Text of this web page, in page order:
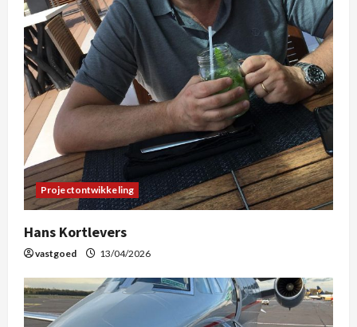
Projectontwikkeling
Hans Kortlevers
vastgoed 13/04/2026